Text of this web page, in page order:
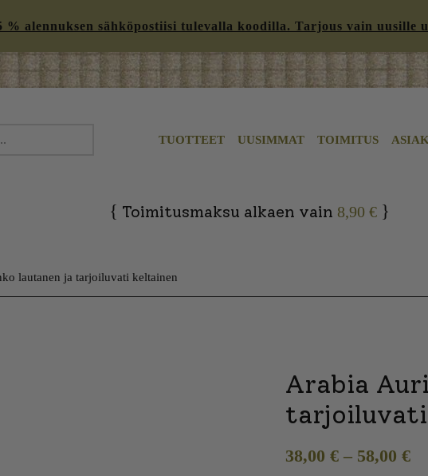
% alennuksen sähköpostiisi tulevalla koodilla. Tarjous vain
TUOTTEET UUSIMMAT TOIMITUS
{ Toimitusmaksu alkaen vain 8,90 € }
lautanen ja tarjoiluvati keltainen
Arabia
38,00 €– 58,00 €